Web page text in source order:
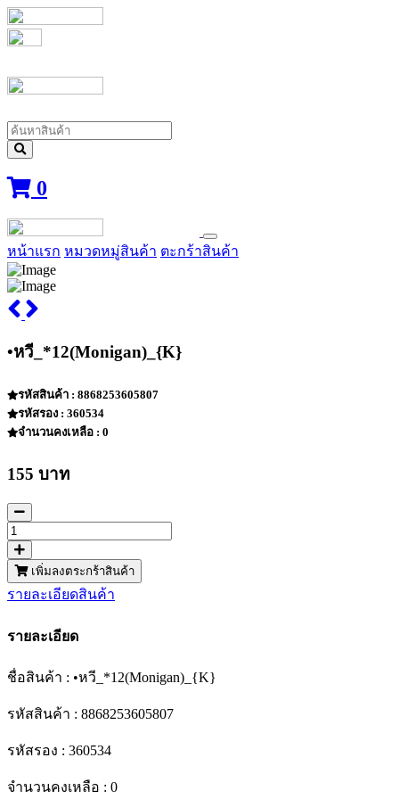
0
หน้าแรก หมวดหมู่สินค้า ตะกร้าสินค้า
•หวี_*12(Monigan)_{K}
รหัสสินค้า : 8868253605807
รหัสรอง : 360534
จำนวนคงเหลือ : 0
155 บาท
เพิ่มลงตระกร้าสินค้า
รายละเอียดสินค้า
รายละเอียด
ชื่อสินค้า : •หวี_*12(Monigan)_{K}
รหัสสินค้า : 8868253605807
รหัสรอง : 360534
จำนวนคงเหลือ : 0